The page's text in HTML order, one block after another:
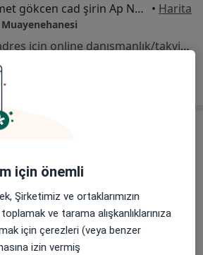
Şirinyalı Mah ismet gökcen cad şirin Ap No:57 Daire:4, Muratpaşa • Harita
Bu uzman ilgili adres için online danışmanlık/takvim sunmuyor.
et
Aydın Güngör
için önemli
Şirketimiz ve ortaklarımızın
ve tarama alışkanlıklarınıza
için çerezleri (veya benzer
izin vermiş